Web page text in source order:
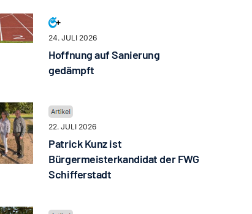
24. JULI 2026
Hoffnung auf Sanierung
gedämpft
22. JULI 2026
Patrick Kunz ist
Bürgermeisterkandidat der FWG
Schifferstadt